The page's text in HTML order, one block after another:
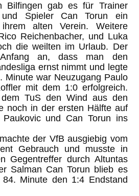
Bilfingen gab es für Trainer
Spieler Can Torun ein
alten Verein. Weitere
Reichenbacher, und Luka
die weilten im Urlaub. Der
an, dass man den
ernst nimmt und legte
Minute war Neuzugang Paulo
mit dem 1:0 erfolgreich.
TuS den Wind aus den
noch in der ersten Hälfte auf
und Can Torun ins
der VfB ausgiebig vom
Gebrauch und musste in
Gegentreffer durch Altuntas
Salman Can Torun blieb es
Minute den 1:4 Endstand